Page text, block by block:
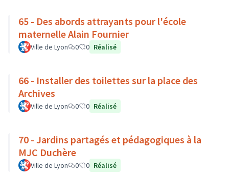
65 - Des abords attrayants pour l'école
maternelle Alain Fournier
Ville de Lyon 0 0 Réalisé
66 - Installer des toilettes sur la place des
Archives
Ville de Lyon 0 0 Réalisé
70 - Jardins partagés et pédagogiques à la
MJC Duchère
Ville de Lyon 0 0 Réalisé